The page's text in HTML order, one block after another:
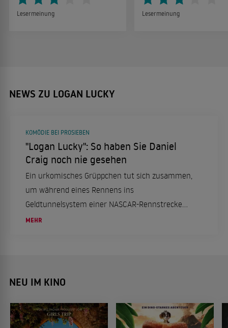
Lesermeinung Lesermeinung
NEWS ZU LOGAN LUCKY
KOMÖDIE BEI PROSIEBEN
"Logan Lucky": So haben Sie Daniel
Craig noch nie gesehen
Ein urkomisches Grüppchen tut sich zusammen,
um während eines Rennens ins
Geldtunnelsystem einer NASCAR-Rennstrecke
einzubrechen. Sehenswerte Heist-Komödie von
MEHR
NEU IM KINO